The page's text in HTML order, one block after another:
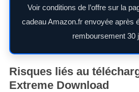
Voir conditions de l’offre sur la
cadeau Amazon.fr envoyée après
remboursement 30
Risques liés au
Extreme Download